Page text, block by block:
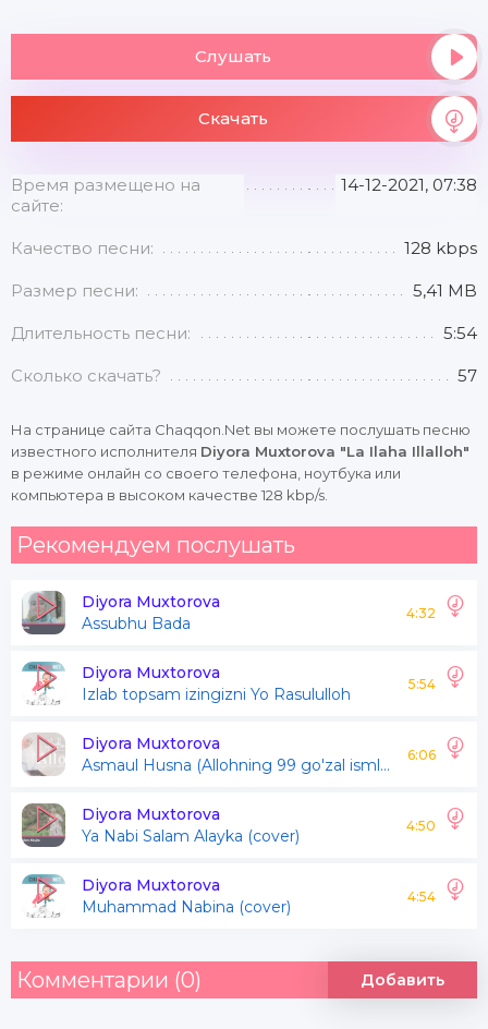
Слушать
Скачать
Время размещено на
сайте:
14-12-2021, 07:38
Качество песни: 128 kbps
Размер песни: 5,41 MB
Длительность песни: 5:54
Сколько скачать? 57
На странице сайта Chaqqon.Net вы можете послушать песню
известного исполнителя Diyora Muxtorova "La Ilaha Illalloh"
в режиме онлайн со своего телефона, ноутбука или
компьютера в высоком качестве 128 kbp/s.
Рекомендуем послушать
Diyora Muxtorova
Assubhu Bada
4:32
Diyora Muxtorova
Izlab topsam izingizni Yo Rasululloh
5:54
Diyora Muxtorova
Asmaul Husna (Allohning 99 go'zal ismlari)
6:06
Diyora Muxtorova
Ya Nabi Salam Alayka (cover)
4:50
Diyora Muxtorova
Muhammad Nabina (cover)
4:54
Комментарии (0) Добавить